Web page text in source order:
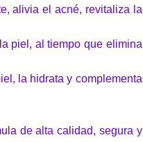
alivia el acné, revitaliza la
piel, al tiempo que elimina
la hidrata y complementa
de alta calidad, segura y